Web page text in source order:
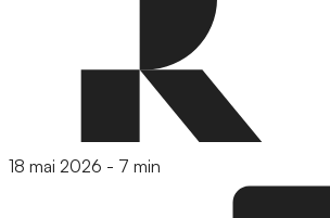
18 mai 2026 - 7 min